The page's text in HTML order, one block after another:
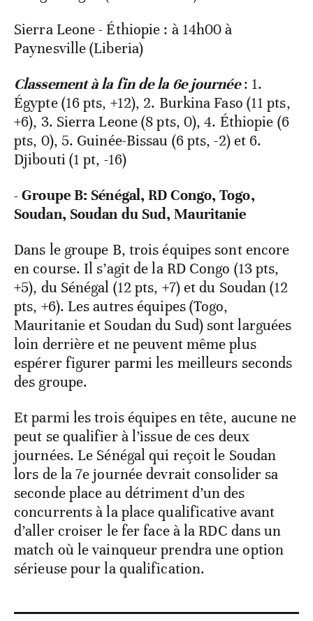
Sierra Leone - Éthiopie : à 14h00 à
Paynesville (Liberia)
Classement à la fin de la 6e journée: 1.
Égypte (16 pts, +12), 2. Burkina Faso (11 pts,
+6), 3. Sierra Leone (8 pts, 0), 4. Éthiopie (6
pts, 0), 5. Guinée-Bissau (6 pts, -2) et 6.
Djibouti (1 pt, -16)
- Groupe B: Sénégal, RD Congo, Togo,
Soudan, Soudan du Sud, Mauritanie
Dans le groupe B, trois équipes sont encore
en course. Il s’agit de la RD Congo (13 pts,
+5), du Sénégal (12 pts, +7) et du Soudan (12
pts, +6). Les autres équipes (Togo,
Mauritanie et Soudan du Sud) sont larguées
loin derrière et ne peuvent même plus
espérer figurer parmi les meilleurs seconds
des groupe.
Et parmi les trois équipes en tête, aucune ne
peut se qualifier à l’issue de ces deux
journées. Le Sénégal qui reçoit le Soudan
lors de la 7e journée devrait consolider sa
seconde place au détriment d’un des
concurrents à la place qualificative avant
d’aller croiser le fer face à la RDC dans un
match où le vainqueur prendra une option
sérieuse pour la qualification.